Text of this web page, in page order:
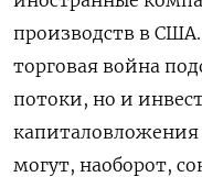
производств в
торговая война
потоки, но и
могут, наоборот,